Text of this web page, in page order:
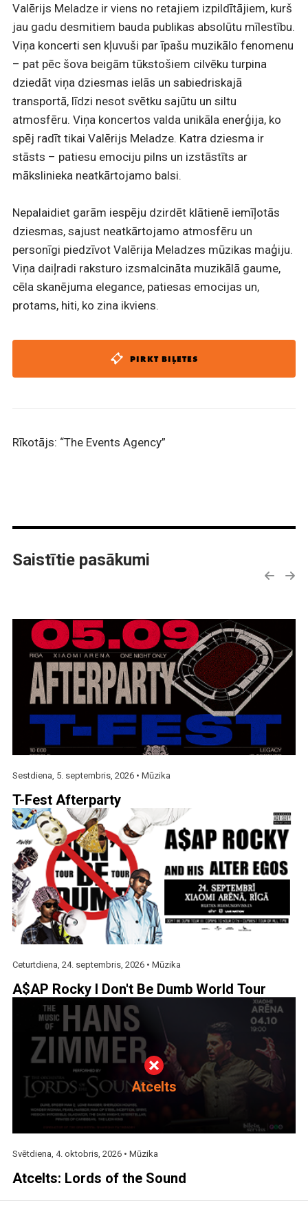
Valērijs Meladze ir viens no retajiem izpildītājiem, kurš
jau gadu desmitiem bauda publikas absolūtu mīlestību.
Viņa koncerti sen kļuvuši par īpašu muzikālo fenomenu
– pat pēc šova beigām tūkstošiem cilvēku turpina
dziedāt viņa dziesmas ielās un sabiedriskajā
transportā, līdzi nesot svētku sajūtu un siltu
atmosfēru. Viņa koncertos valda unikāla enerģija, ko
spēj radīt tikai Valērijs Meladze. Katra dziesma ir
stāsts – patiesu emociju pilns un izstāstīts ar
mākslinieka neatkārtojamo balsi.
Nepalaidiet garām iespēju dzirdēt klātienē iemīļotās
dziesmas, sajust neatkārtojamo atmosfēru un
personīgi piedzīvot Valērija Meladzes mūzikas maģiju.
Viņa daiļradi raksturo izsmalcināta muzikālā gaume,
cēla skanējuma elegance, patiesas emocijas un,
protams, hiti, ko zina ikviens.
PIRKT BIĻETES
Rīkotājs: “The Events Agency”
Saistītie pasākumi
Sestdiena, 5. septembris, 2026 • Mūzika
T-Fest Afterparty
Ceturtdiena, 24. septembris, 2026 • Mūzika
A$AP Rocky I Don't Be Dumb World Tour
Atcelts
Svētdiena, 4. oktobris, 2026 • Mūzika
Atcelts: Lords of the Sound